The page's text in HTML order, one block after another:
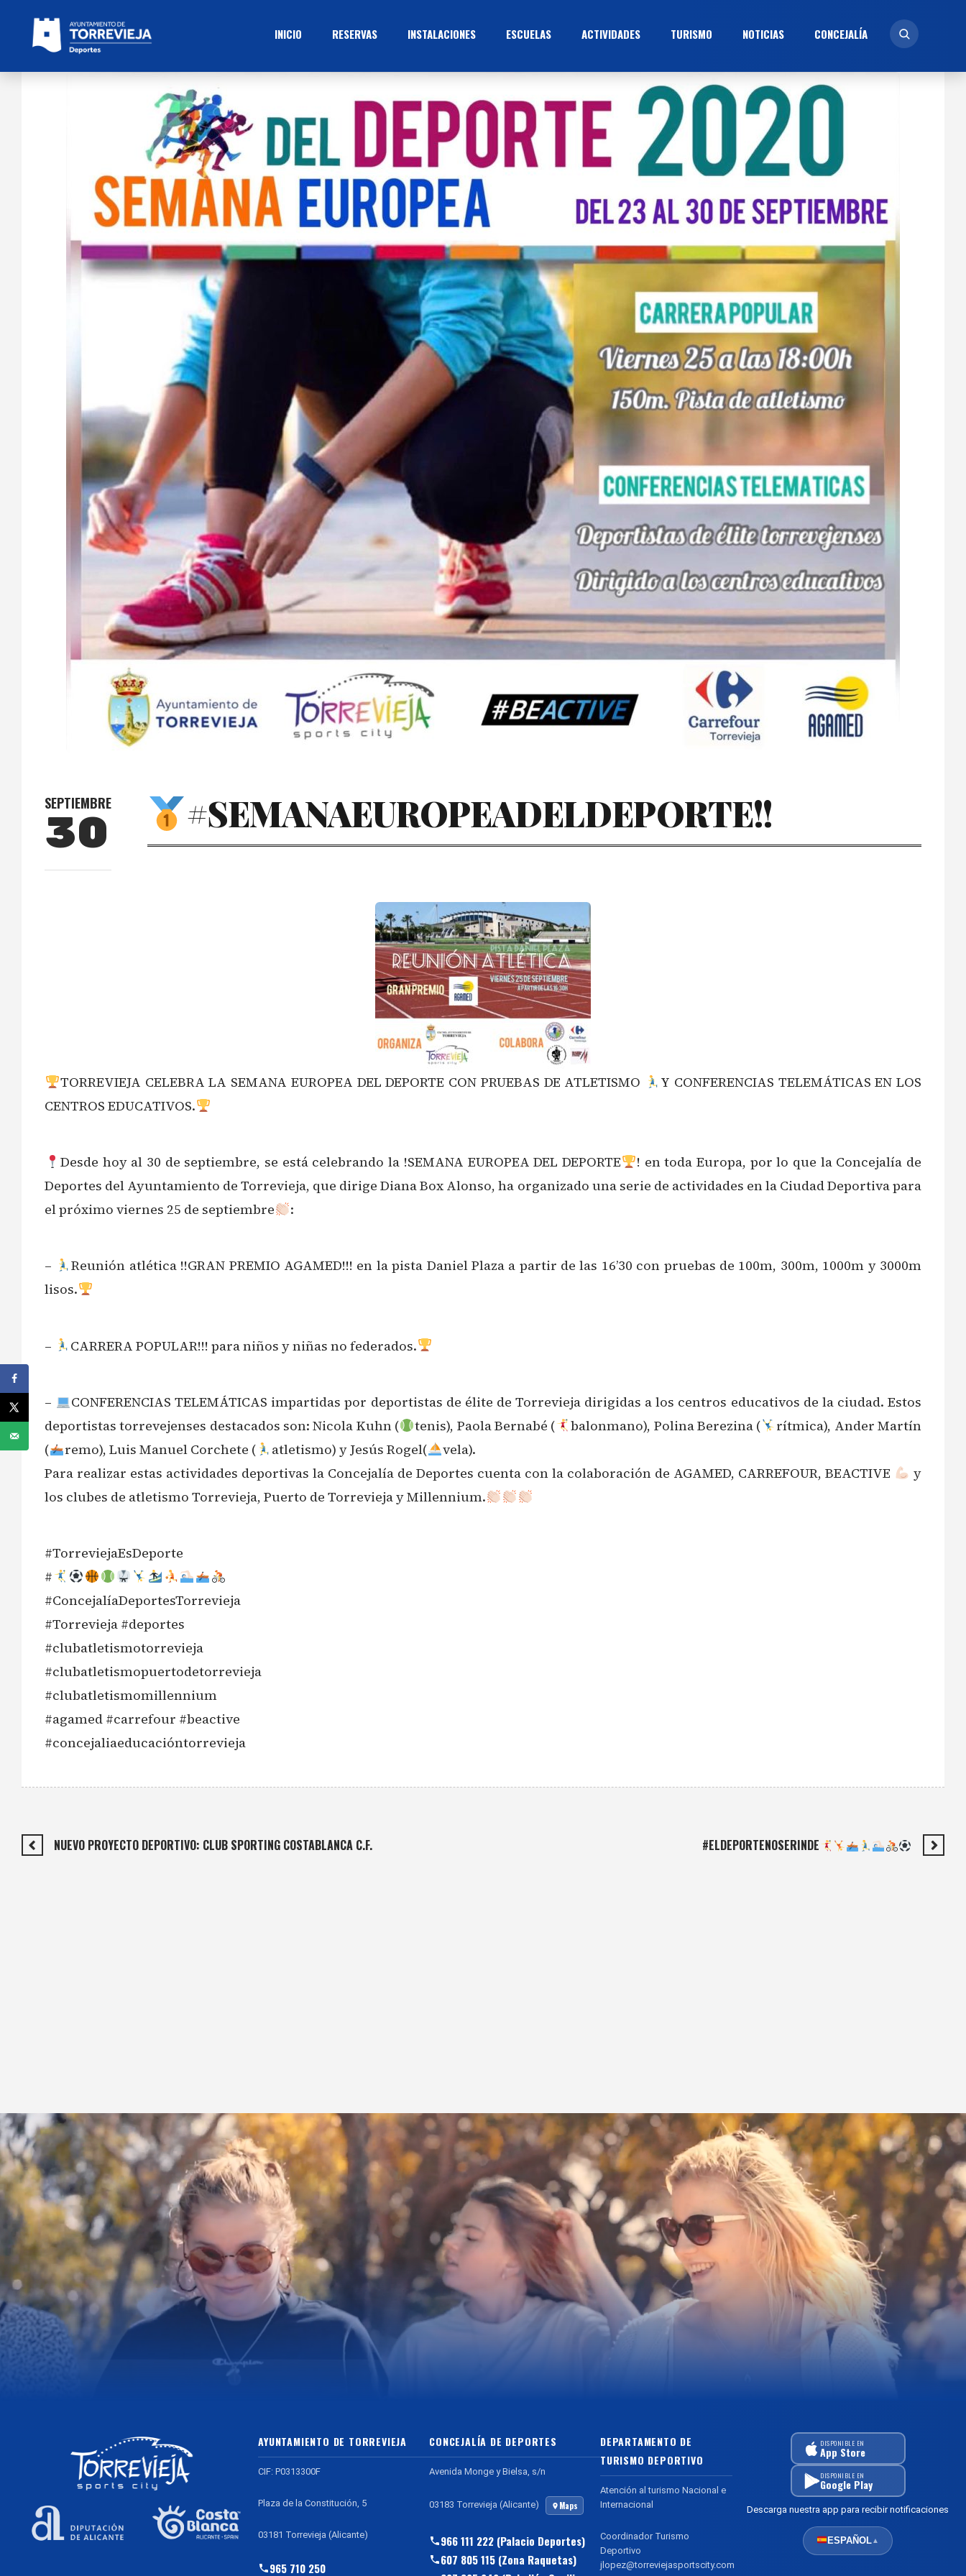
INICIO RESERVAS INSTALACIONES ESCUELAS ACTIVIDADES TURISMO NOTICIAS CONCEJALÍ­A
SEPTIEMBRE
30 #SEMANAEUROPEADELDEPORTE!!
TORREVIEJA CELEBRA LA SEMANA EUROPEA DEL DEPORTE CON PRUEBAS DE ATLETISMO
Y CONFERENCIAS TELEMÁTICAS EN LOS
CENTROS EDUCATIVOS.
Desde hoy al 30 de septiembre, se está celebrando la !SEMANA EUROPEA DEL DEPORTE
! en toda Europa, por lo que la Concejalía de
Deportes del Ayuntamiento de Torrevieja, que dirige Diana Box Alonso, ha organizado una serie de actividades en la Ciudad Deportiva para
el próximo viernes 25 de septiembre
:
–
Reunión atlética !!GRAN PREMIO AGAMED!!! en la pista Daniel Plaza a partir de las 16’30 con pruebas de 100m, 300m, 1000m y 3000m
lisos.
– CARRERA POPULAR!!! para niños y niñas no federados.
–
CONFERENCIAS TELEMÁTICAS impartidas por deportistas de élite de Torrevieja dirigidas a los centros educativos de la ciudad. Estos
deportistas torrevejenses destacados son: Nicola Kuhn (
tenis), Paola Bernabé ( balonmano), Polina Berezina (
rítmica), Ander Martín
(
remo), Luis Manuel Corchete ( atletismo) y Jesús Rogel(
vela).
Para realizar estas actividades deportivas la Concejalía de Deportes cuenta con la colaboración de AGAMED, CARREFOUR, BEACTIVE
y
los clubes de atletismo Torrevieja, Puerto de Torrevieja y Millennium.
#TorreviejaEsDeporte
#
#ConcejalíaDeportesTorrevieja
#Torrevieja #deportes
#clubatletismotorrevieja
#clubatletismopuertodetorrevieja
#clubatletismomillennium
#agamed #carrefour #beactive
#concejaliaeducacióntorrevieja
#ELDEPORTENOSERINDE
NUEVO PROYECTO DEPORTIVO: CLUB SPORTING COSTABLANCA C.F.
AYUNTAMIENTO DE TORREVIEJA
CIF: P0313300F
Plaza de la Constitución, 5
03181 Torrevieja (Alicante)
965 710 250
CONCEJALÍA DE DEPORTES
Avenida Monge y Bielsa, s/n
03183 Torrevieja (Alicante) Maps
966 111 222 (Palacio Deportes)
607 805 115 (Zona Raquetas)
DEPARTAMENTO DE
TURISMO DEPORTIVO
Atención al turismo Nacional e
Internacional
Coordinador Turismo
Deportivo
jlopez@torreviejasportscity.com
DISPONIBLE EN
App Store
DISPONIBLE EN
Google Play
Descarga nuestra app para recibir notificaciones
ESPAÑOL▲